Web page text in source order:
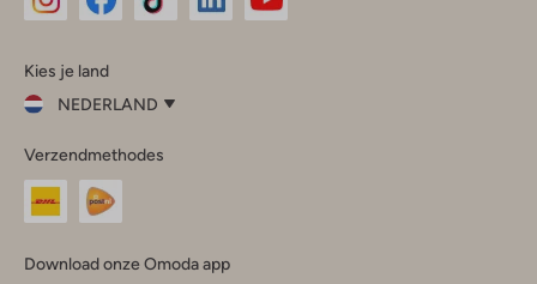
InstagramFacebook
Kies je land
NEDERLAND
je
land
Nederland
Verzendmethodes
Download onze Omoda app